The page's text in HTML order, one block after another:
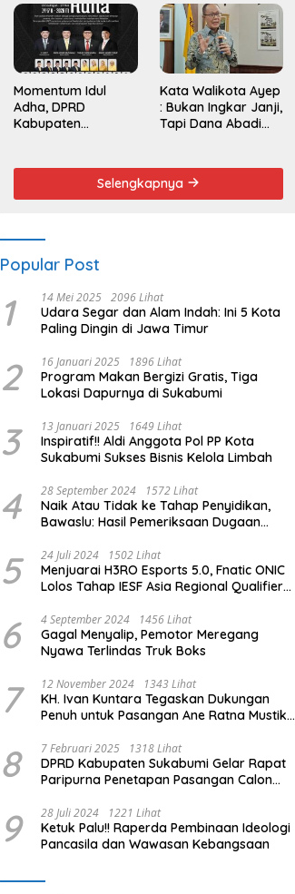
Pemakzulan
Walikota
Momentum Idul
Adha, DPRD
Kabupaten
dan Persatuan
Kata Walikota Ayep
: Bukan Ingkar Janji,
Tapi Dana Abadi
Selengkapnya
Popular Post
1 14 Mei 2025 2096 Lihat
Udara Segar dan Alam Indah: Ini 5 Kota
Paling Dingin di Jawa Timur
2 16 Januari 2025 1896 Lihat
Program Makan Bergizi Gratis, Tiga
Lokasi Dapurnya di Sukabumi
3 13 Januari 2025 1649 Lihat
Inspiratif!! Aldi Anggota Pol PP Kota
Sukabumi Sukses Bisnis Kelola Limbah
4 28 September 2024 1572 Lihat
Naik Atau Tidak ke Tahap Penyidikan,
Bawaslu: Hasil Pemeriksaan Dugaan
5 24 Juli 2024 1502 Lihat
Menjuarai H3RO Esports 5.0, Fnatic ONIC
Lolos Tahap IESF Asia Regional Qualifier
6 4 September 2024 1456 Lihat
Gagal Menyalip, Pemotor Meregang
Nyawa Terlindas Truk Boks
7 12 November 2024 1343 Lihat
KH. Ivan Kuntara Tegaskan Dukungan
Penuh untuk Pasangan Ane Ratna Mustika
Purwakarta 2024
8 7 Februari 2025 1318 Lihat
DPRD Kabupaten Sukabumi Gelar Rapat
Paripurna Penetapan Pasangan Calon
Pejabat Eksekutif
9 28 Juli 2024 1221 Lihat
Ketuk Palu!! Raperda Pembinaan Ideologi
Pancasila dan Wawasan Kebangsaan